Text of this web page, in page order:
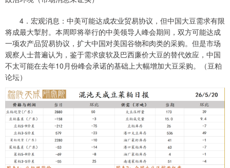
4．宏观消息：中美可能达成农业贸易协议，但中国大豆需求有限
将成最大掣肘。本周即将举行的中美领导人峰会期间，双方可能达成
一项农产品贸易协议，扩大中国对美国谷物和肉类的采购。但是市场
观察人士普遍认为，鉴于需求疲软及巴西廉价大豆的替代效应，中国
不太可能在去年10月份峰会承诺的基础上大幅增加大豆采购。（豆粕
论坛）